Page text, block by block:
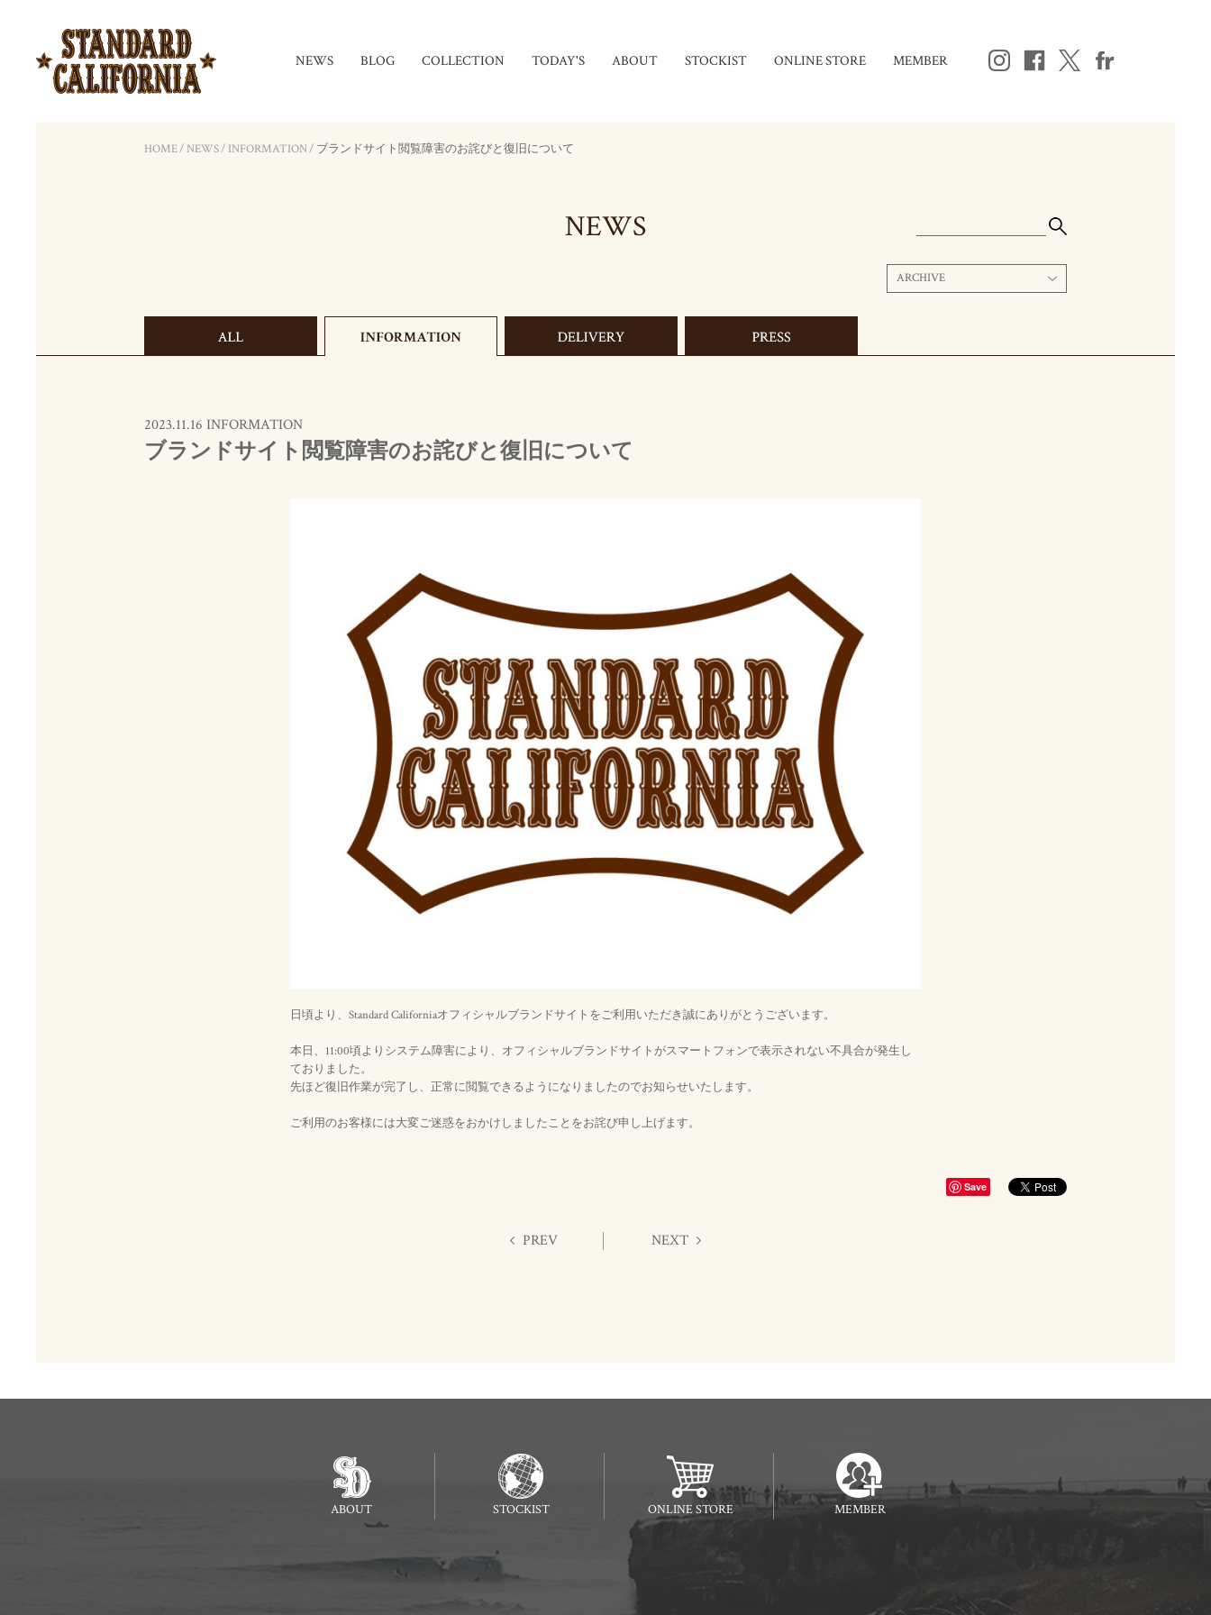
NEWS BLOG COLLECTION TODAY'S ABOUT STOCKIST ONLINE STORE MEMBER
HOME/NEWS/ INFORMATION/ ブランドサイト閲覧障害のお詫びと復旧について
NEWS
ARCHIVE
2023.11.16 INFORMATION
ブランドサイト閲覧障害のお詫びと復旧について
日頃より、Standard Californiaオフィシャルブランドサイトをご利用いただき誠にありがとうございます。
本日、11:00頃よりシステム障害により、オフィシャルブランドサイトがスマートフォンで表示されない不具合が発生し
ておりました。
先ほど復旧作業が完了し、正常に閲覧できるようになりましたのでお知らせいたします。
ご利用のお客様には大変ご迷惑をおかけしましたことをお詫び申し上げます。
Save
PREV NEXT
ABOUT STOCKIST ONLINE STORE MEMBER